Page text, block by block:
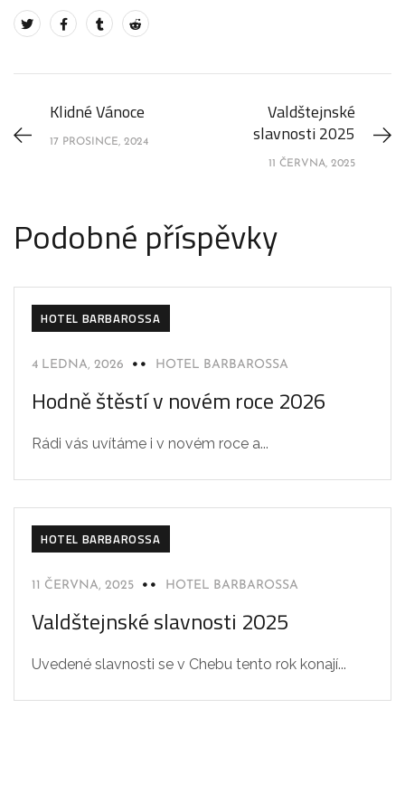
Klidné Vánoce
17 PROSINCE, 2024
Valdštejnské
slavnosti 2025
11 ČERVNA, 2025
Podobné příspěvky
HOTEL BARBAROSSA
4 LEDNA, 2026 HOTEL BARBAROSSA
Hodně štěstí v novém roce 2026
Rádi vás uvítáme i v novém roce a...
HOTEL BARBAROSSA
11 ČERVNA, 2025 HOTEL BARBAROSSA
Valdštejnské slavnosti 2025
Uvedené slavnosti se v Chebu tento rok konají...